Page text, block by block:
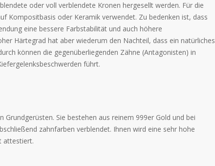
oder voll verblendete Kronen hergesellt werden. Für die
Kompositbasis oder Keramik verwendet. Zu bedenken ist, dass
eine bessere Farbstabilität und auch höhere
Härtegrad hat aber wiederum den Nachteil, dass ein natürliches
können die gegenüberliegenden Zähne (Antagonisten) in
führt.
Sie bestehen aus reinem 999er Gold und bei
zahnfarben verblendet. Ihnen wird eine sehr hohe
attestiert.